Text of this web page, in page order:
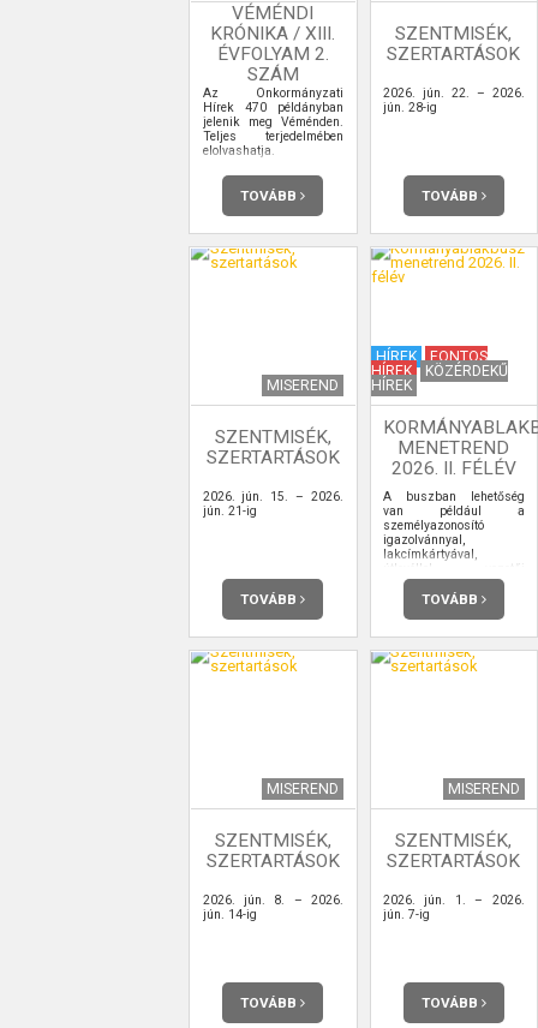
VÉMÉNDI
KRÓNIKA / XIII.
ÉVFOLYAM 2.
SZÁM
Az Önkormányzati
Hírek 470 példányban
jelenik meg Véménden.
Teljes terjedelmében
elolvashatja.
TOVÁBB
SZENTMISÉK,
SZERTARTÁSOK
2026. jún. 22. – 2026.
jún. 28-ig
TOVÁBB
MISEREND
SZENTMISÉK,
SZERTARTÁSOK
2026. jún. 15. – 2026.
jún. 21-ig
TOVÁBB
HÍREK
FONTOS
HÍREK
KÖZÉRDEKŰ
HÍREK
MENETREND
2026. II. FÉLÉV
A buszban lehetőség
van például a
személyazonosító
igazolvánnyal,
lakcímkártyával,
útlevéllel, vezetői
engedéllyel kapcsolatos
ügyintézésre,
TOVÁBB
MISEREND
SZENTMISÉK,
SZERTARTÁSOK
2026. jún. 8. – 2026.
jún. 14-ig
TOVÁBB
MISEREND
SZENTMISÉK,
SZERTARTÁSOK
2026. jún. 1. – 2026.
jún. 7-ig
TOVÁBB